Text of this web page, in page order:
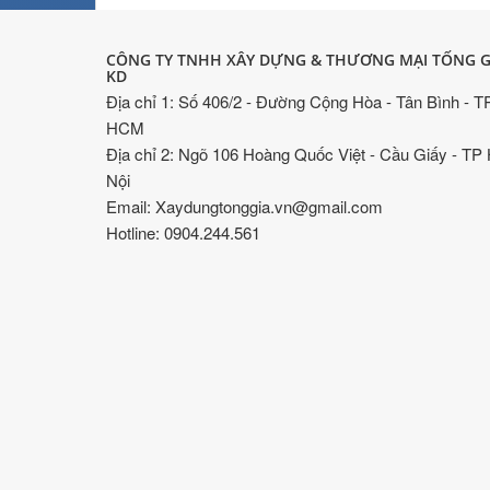
CÔNG TY TNHH XÂY DỰNG & THƯƠNG MẠI TỐNG
KD
Địa chỉ 1: Số 406/2 - Đường Cộng Hòa - Tân Bình -
HCM
Địa chỉ 2: Ngõ 106 Hoàng Quốc Việt - Cầu Giấy - TP
Nội
Email: Xaydungtonggia.vn@gmail.com
Hotline: 0904.244.561